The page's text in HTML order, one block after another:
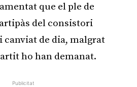
que el ple de
del consistori
canviat de dia, malgrat
ho han demanat.
Publicitat